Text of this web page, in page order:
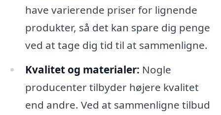
have varierende priser for lignende
produkter, så det kan spare dig penge
ved at tage dig tid til at sammenligne.
Kvalitet og materialer: Nogle
producenter tilbyder højere kvalitet
end andre. Ved at sammenligne tilbud